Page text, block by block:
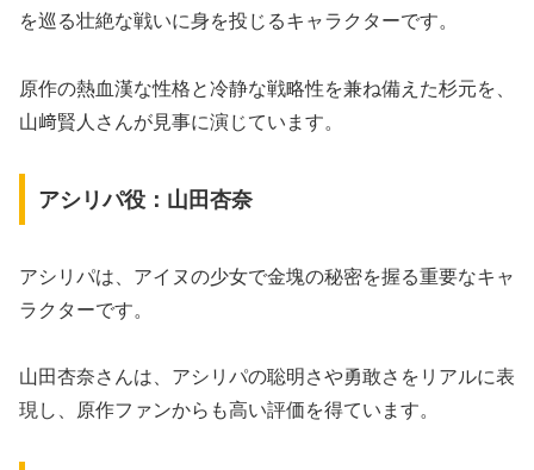
を巡る壮絶な戦いに身を投じるキャラクターです。
原作の熱血漢な性格と冷静な戦略性を兼ね備えた杉元を、
山﨑賢人さんが見事に演じています。
アシリパ役：山田杏奈
アシリパは、アイヌの少女で金塊の秘密を握る重要なキャ
ラクターです。
山田杏奈さんは、アシリパの聡明さや勇敢さをリアルに表
現し、原作ファンからも高い評価を得ています。